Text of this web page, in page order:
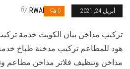
أبريل 24, 2021 0
By RWAN
تركيب مداخن بيان الكويت خدمة
هود للمطاعم تركيب مدخنة طباخ
مداخن وتنظيف فلاتر مداخن مطاعم